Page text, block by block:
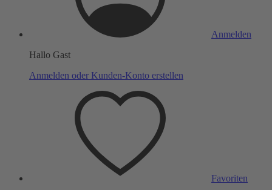
Anmelden
Hallo Gast
Anmelden oder Kunden-Konto erstellen
Favoriten